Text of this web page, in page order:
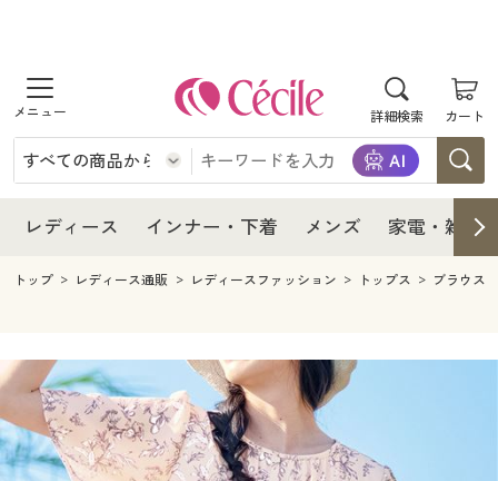
詳細検索 カート
商品を探す
レディース
レディースファッション
インナー・下着
インナー・下着通販すべて
メンズ下着
ジュニア・ティーンズ下着
メンズ
メンズファッション
メンズ下着
家電・雑貨すべて
家電
寝具・インテリア・家具
寝具・インテリア・家具通販すべて
美容・健康
レディース インナー・下着 メンズ 家電・雑貨
レディース
レディース通販すべて
レディースファッション
インナー・下着
インナー・下着通販すべて
ジュニア・ティーンズ下着
メンズ
メンズ下着
家電
キッチン・雑貨・日用品
寝具・インテリア・家具通販すべて
家具・収納
美容・健康
美容・健康通販すべて
制服・スクール
トップ レディース通販 レディースファッション トップス ブラウス